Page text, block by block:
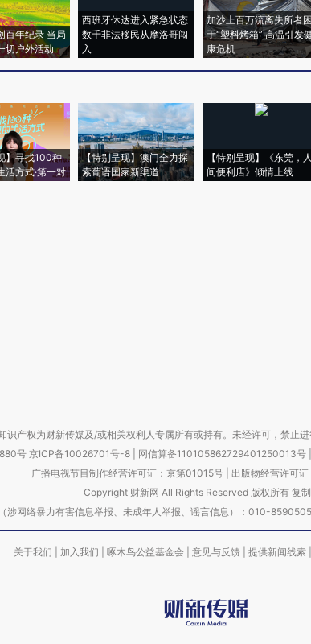
百年纪录 当局
切户外活动
西班牙休达进入紧急状态
数千非法移民从摩洛哥闯
入
加沙上百万流离失所者困
于“塑料烤箱” 高温引发
康危机
】寻找100种
活方式·第一对
【特别呈现】澳门全力探
索葡语国家新渠道
【特别呈现】《东莞，人
间便利店》倾情上线
识产权为财新传媒及/或相关权利人专属所有或持有。未经许可，禁止
号 京ICP备10026701号-8 网信算备110105862729401250013号
广播电视节目制作经营许可证：京第01015号| 出版物经营许可
Copyright 财新网 All Rights Reserved 版权所有 复
涉网络暴力有害信息举报、未成年人举报、谣言信息）：010-
关于我们 加入我们 啄木鸟公益基金会 意见与反馈 提供新闻线索